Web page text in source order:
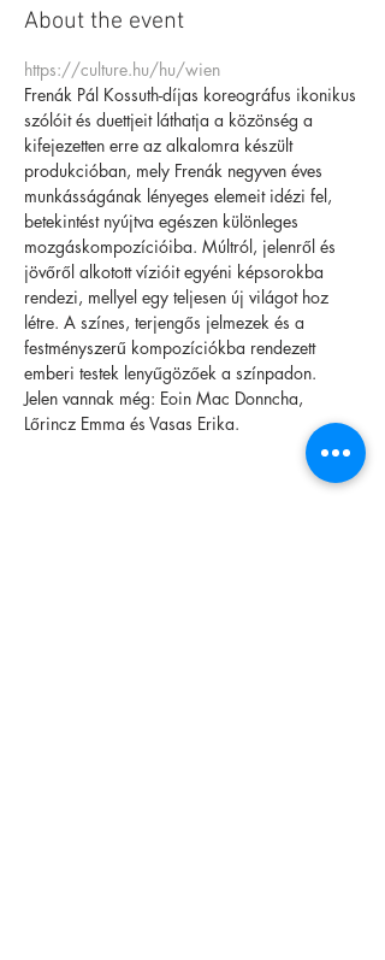
About the event
https://culture.hu/hu/wien
Frenák Pál Kossuth-díjas koreográfus ikonikus
szólóit és duettjeit láthatja a közönség a
kifejezetten erre az alkalomra készült
produkcióban, mely Frenák negyven éves
munkásságának lényeges elemeit idézi fel,
betekintést nyújtva egészen különleges
mozgáskompozícióiba. Múltról, jelenről és
jövőről alkotott vízióit egyéni képsorokba
rendezi, mellyel egy teljesen új világot hoz
létre. A színes, terjengős jelmezek és a
festményszerű kompozíciókba rendezett
emberi testek lenyűgözőek a színpadon.
Jelen vannak még: Eoin Mac Donncha,
Lőrincz Emma és Vasas Erika.